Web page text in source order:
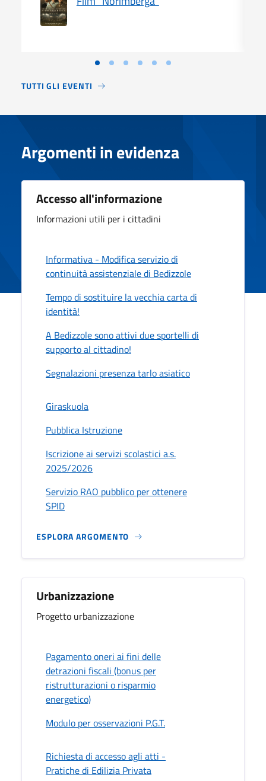
TUTTI GLI EVENTI
Argomenti in evidenza
Accesso all'informazione
Informazioni utili per i cittadini
Informativa - Modifica servizio di
continuità assistenziale di Bedizzole
Tempo di sostituire la vecchia carta di
identità!
A Bedizzole sono attivi due sportelli di
supporto al cittadino!
Segnalazioni presenza tarlo asiatico
Giraskuola
Pubblica Istruzione
Iscrizione ai servizi scolastici a.s.
2025/2026
Servizio RAO pubblico per ottenere
SPID
ESPLORA ARGOMENTO
Urbanizzazione
Progetto urbanizzazione
Pagamento oneri ai fini delle
detrazioni fiscali (bonus per
ristrutturazioni o risparmio
energetico)
Modulo per osservazioni P.G.T.
Richiesta di accesso agli atti -
Pratiche di Edilizia Privata